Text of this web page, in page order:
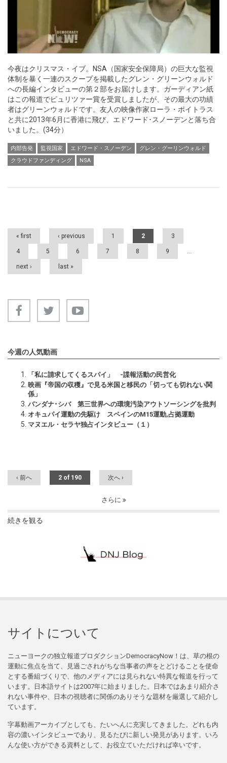
今夜はクリスマス・イブ。NSA（国家安全保障局）の巨大な監視
体制を暴く一連のスクープを掲載したグレン・グリーンウォルド
への長編インタビューの第２部をお届けします。ガーディアン紙
はこの報道でピュリツァー賞を受賞しましたが、その最大の功績
者はグリーンウォルドです。友人の映像作家ローラ・ポイトラス
と共に2013年6月に香港に飛び、エドワード･スノーデンと落ち合
いました。(34分）
内部告発 監視国家 エドワード・スノーデン
グレン・グーリンウォルド
クラウドファンディング
NSA
Pages
« first ‹ previous 1 2 3
4 5 6 7 8 9 …
next › last »
今週の人気動画
「私に請求してくるスパイ」 -諜報活動の民営化
映画『帝国の収穫』で見る米国と移民の「切っても切れない関
係」
バンダナ･シバ 第三世界への環境汚染アウトソーシングを批判
オキュパイ運動の先駆け スペインのM15運動,占拠運動
マヌエル・セラヤ独占インタビュー（１）
‹ 前へ 2 of 190 次へ ›
さらに
続きを観る
サイトについて
ニューヨークの独立報道プロダクションDemocracyNow！は、草の根の
運動に焦点を当て、見過ごされがちな当事者の声をとどけることを使命
とする番組づくりで、他のメディアには見られない特異な報道を行って
います。日本語サイトは2007年に始まりました。日本ではあまり紹介さ
れない事件や、日本の視聴者に関係のありそうな題材を厳選して紹介し
ています。
字幕動画アーカイブとしても、たいへんに充実してきました。どれも内
容の濃いインタビューであり、見るたびに新しい発見があります。いろ
んな使い方ができる資料として、お役立ていただければ幸いです。